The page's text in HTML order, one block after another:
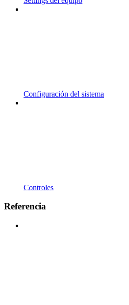
Configuración del sistema
Controles
Referencia